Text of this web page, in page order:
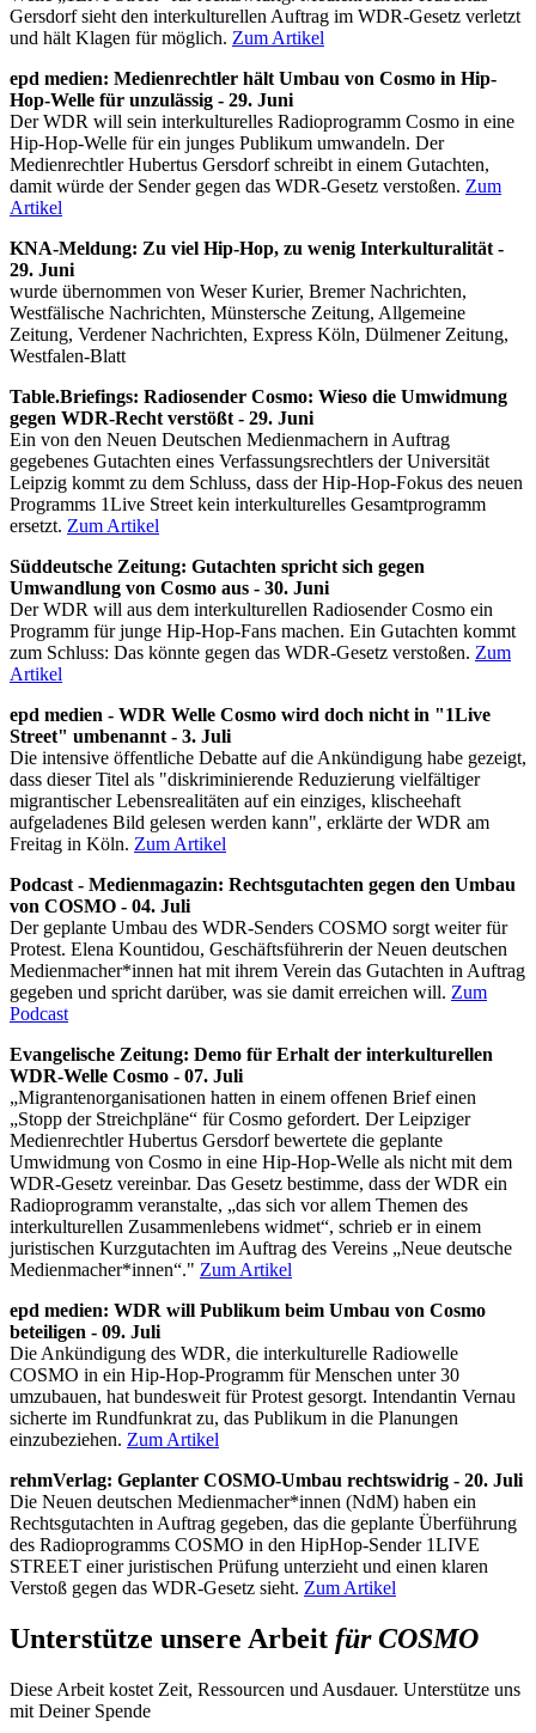
Gersdorf sieht den interkulturellen Auftrag im WDR-Gesetz verletzt
und hält Klagen für möglich. Zum Artikel
epd medien: Medienrechtler hält Umbau von Cosmo in Hip-
Hop-Welle für unzulässig - 29. Juni
Der WDR will sein interkulturelles Radioprogramm Cosmo in eine
Hip-Hop-Welle für ein junges Publikum umwandeln. Der
Medienrechtler Hubertus Gersdorf schreibt in einem Gutachten,
damit würde der Sender gegen das WDR-Gesetz verstoßen. Zum
Artikel
KNA-Meldung: Zu viel Hip-Hop, zu wenig Interkulturalität -
29. Juni
wurde übernommen von Weser Kurier, Bremer Nachrichten,
Westfälische Nachrichten, Münstersche Zeitung, Allgemeine
Zeitung, Verdener Nachrichten, Express Köln, Dülmener Zeitung,
Westfalen-Blatt
Table.Briefings: Radiosender Cosmo: Wieso die Umwidmung
gegen WDR-Recht verstößt - 29. Juni
Ein von den Neuen Deutschen Medienmachern in Auftrag
gegebenes Gutachten eines Verfassungsrechtlers der Universität
Leipzig kommt zu dem Schluss, dass der Hip-Hop-Fokus des neuen
Programms 1Live Street kein interkulturelles Gesamtprogramm
ersetzt. Zum Artikel
Süddeutsche Zeitung: Gutachten spricht sich gegen
Umwandlung von Cosmo aus - 30. Juni
Der WDR will aus dem interkulturellen Radiosender Cosmo ein
Programm für junge Hip-Hop-Fans machen. Ein Gutachten kommt
zum Schluss: Das könnte gegen das WDR-Gesetz verstoßen. Zum
Artikel
epd medien - WDR Welle Cosmo wird doch nicht in "1Live
Street" umbenannt - 3. Juli
Die intensive öffentliche Debatte auf die Ankündigung habe gezeigt,
dass dieser Titel als "diskriminierende Reduzierung vielfältiger
migrantischer Lebensrealitäten auf ein einziges, klischeehaft
aufgeladenes Bild gelesen werden kann", erklärte der WDR am
Freitag in Köln. Zum Artikel
Podcast - Medienmagazin: Rechtsgutachten gegen den Umbau
von COSMO - 04. Juli
Der geplante Umbau des WDR-Senders COSMO sorgt weiter für
Protest. Elena Kountidou, Geschäftsführerin der Neuen deutschen
Medienmacher*innen hat mit ihrem Verein das Gutachten in Auftrag
gegeben und spricht darüber, was sie damit erreichen will. Zum
Podcast
Evangelische Zeitung: Demo für Erhalt der interkulturellen
WDR-Welle Cosmo - 07. Juli
„Migrantenorganisationen hatten in einem offenen Brief einen
„Stopp der Streichpläne“ für Cosmo gefordert. Der Leipziger
Medienrechtler Hubertus Gersdorf bewertete die geplante
Umwidmung von Cosmo in eine Hip-Hop-Welle als nicht mit dem
WDR-Gesetz vereinbar. Das Gesetz bestimme, dass der WDR ein
Radioprogramm veranstalte, „das sich vor allem Themen des
interkulturellen Zusammenlebens widmet“, schrieb er in einem
juristischen Kurzgutachten im Auftrag des Vereins „Neue deutsche
Medienmacher*innen“." Zum Artikel
epd medien: WDR will Publikum beim Umbau von Cosmo
beteiligen - 09. Juli
Die Ankündigung des WDR, die interkulturelle Radiowelle
COSMO in ein Hip-Hop-Programm für Menschen unter 30
umzubauen, hat bundesweit für Protest gesorgt. Intendantin Vernau
sicherte im Rundfunkrat zu, das Publikum in die Planungen
einzubeziehen. Zum Artikel
rehmVerlag: Geplanter COSMO-Umbau rechtswidrig - 20. Juli
Die Neuen deutschen Medienmacher*innen (NdM) haben ein
Rechtsgutachten in Auftrag gegeben, das die geplante Überführung
des Radioprogramms COSMO in den HipHop-Sender 1LIVE
STREET einer juristischen Prüfung unterzieht und einen klaren
Verstoß gegen das WDR-Gesetz sieht. Zum Artikel
Unterstütze unsere Arbeit für COSMO
Diese Arbeit kostet Zeit, Ressourcen und Ausdauer. Unterstütze uns
mit Deiner Spende